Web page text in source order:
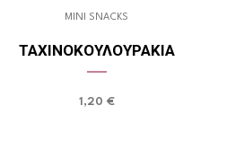
MINI SNACKS
ΤΑΧΙΝΟΚΟΥΛΟΥΡΆΚΙΑ
1,20 €